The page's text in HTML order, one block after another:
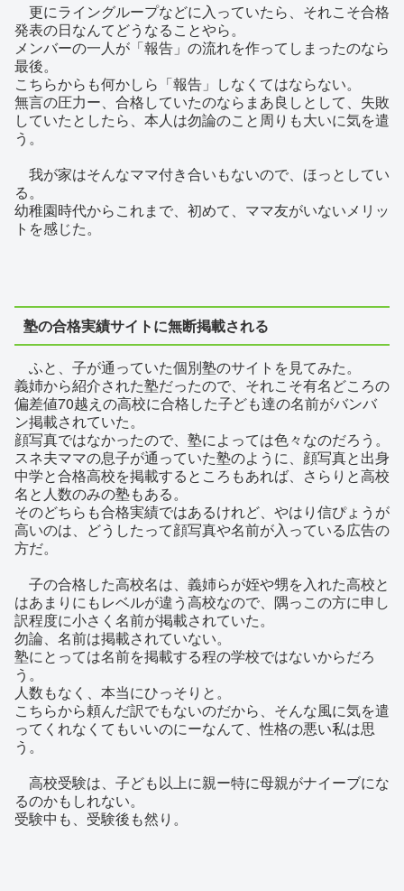
更にライングループなどに入っていたら、それこそ合格
発表の日なんてどうなることやら。
メンバーの一人が「報告」の流れを作ってしまったのなら
最後。
こちらからも何かしら「報告」しなくてはならない。
無言の圧力ー、合格していたのならまあ良しとして、失敗
していたとしたら、本人は勿論のこと周りも大いに気を遣
う。
我が家はそんなママ付き合いもないので、ほっとしてい
る。
幼稚園時代からこれまで、初めて、ママ友がいないメリッ
トを感じた。
塾の合格実績サイトに無断掲載される
ふと、子が通っていた個別塾のサイトを見てみた。
義姉から紹介された塾だったので、それこそ有名どころの
偏差値70越えの高校に合格した子ども達の名前がバンバ
ン掲載されていた。
顔写真ではなかったので、塾によっては色々なのだろう。
スネ夫ママの息子が通っていた塾のように、顔写真と出身
中学と合格高校を掲載するところもあれば、さらりと高校
名と人数のみの塾もある。
そのどちらも合格実績ではあるけれど、やはり信ぴょうが
高いのは、どうしたって顔写真や名前が入っている広告の
方だ。
子の合格した高校名は、義姉らが姪や甥を入れた高校と
はあまりにもレベルが違う高校なので、隅っこの方に申し
訳程度に小さく名前が掲載されていた。
勿論、名前は掲載されていない。
塾にとっては名前を掲載する程の学校ではないからだろ
う。
人数もなく、本当にひっそりと。
こちらから頼んだ訳でもないのだから、そんな風に気を遣
ってくれなくてもいいのにーなんて、性格の悪い私は思
う。
高校受験は、子ども以上に親ー特に母親がナイーブにな
るのかもしれない。
受験中も、受験後も然り。